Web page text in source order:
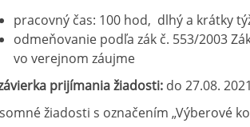
pracovný čas: 100 hod, dlhý a krátky
odmeňovanie podľa zák č. 553/2003
vo verejnom záujme
prijímania žiadosti: do 27.08. 2021
žiadosti s označením „Výberové